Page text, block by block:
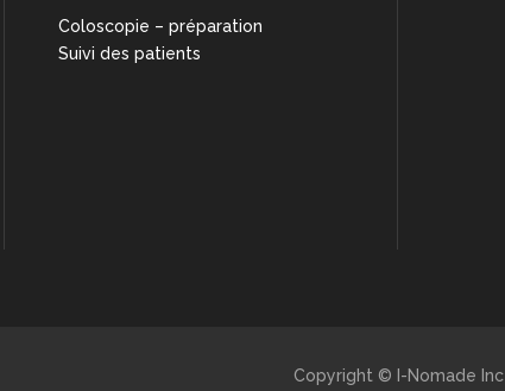
Coloscopie – préparation
Suivi des patients
Copyright © I-Nomade Inc